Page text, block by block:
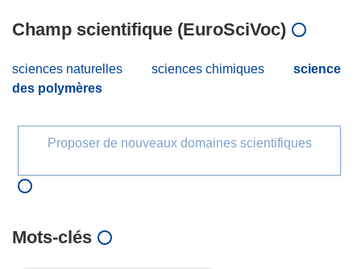
Champ scientifique (EuroSciVoc)
sciences naturelles sciences chimiques
science
des polymères
Proposer de nouveaux domaines scientifiques
Mots‑clés